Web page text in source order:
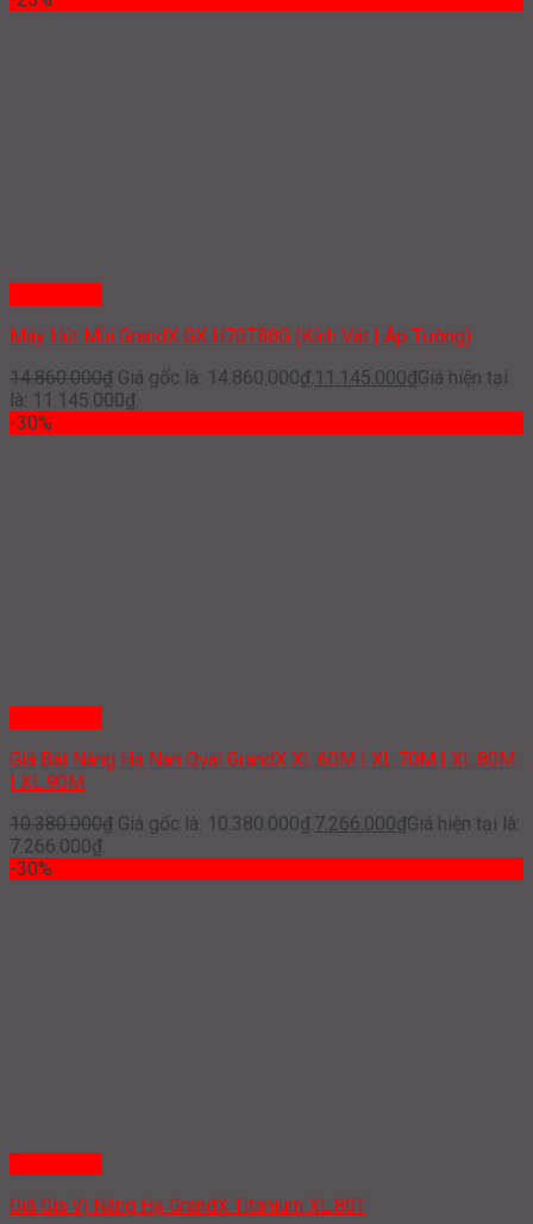
Máy Hút Mùi GrandX GX H70T88G (Kính Vát | Áp Tường)
14.860.000₫ Giá gốc là: 14.860.000₫.11.145.000₫Giá hiện tại
là: 11.145.000₫.
-30%
Giá Bát Nâng Hạ Nan Oval GrandX XL.60M | XL.70M | XL.80M
| XL.90M
10.380.000₫ Giá gốc là: 10.380.000₫.7.266.000₫Giá hiện tại là:
7.266.000₫.
-30%
Giá Gia Vị Nâng Hạ GrandX Titanium XL.80T